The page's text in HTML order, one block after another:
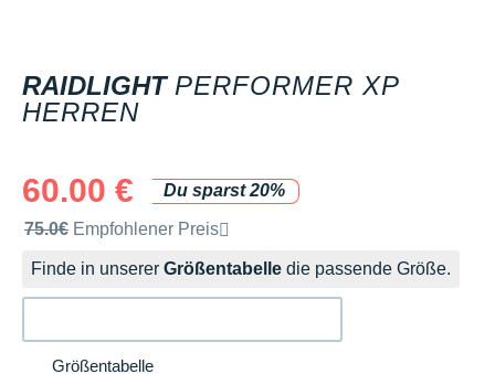
RAIDLIGHT PERFORMER XP
HERREN
60.00 €
Du sparst 20%
Unverbindliche Preisempfehlung der Marke
75.0€ Empfohlener Preis
Finde in unserer Größentabelle die passende Größe.
Größentabelle